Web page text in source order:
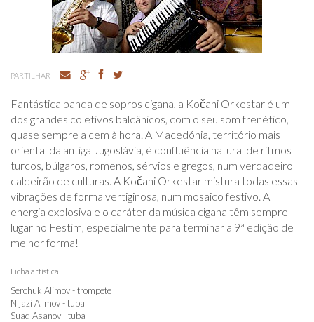
PARTILHAR
Fantástica banda de sopros cigana, a Kočani Orkestar é um
dos grandes coletivos balcânicos, com o seu som frenético,
quase sempre a cem à hora. A Macedónia, território mais
oriental da antiga Jugoslávia, é confluência natural de ritmos
turcos, búlgaros, romenos, sérvios e gregos, num verdadeiro
caldeirão de culturas. A Kočani Orkestar mistura todas essas
vibrações de forma vertiginosa, num mosaico festivo. A
energia explosiva e o caráter da música cigana têm sempre
lugar no Festim, especialmente para terminar a 9ª edição de
melhor forma!
Ficha artística
Serchuk Alimov - trompete
Nijazi Alimov - tuba
Suad Asanov - tuba